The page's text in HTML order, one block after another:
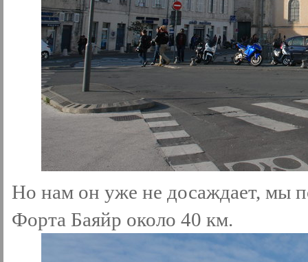
Но нам он уже не досаждает, мы
Форта Баяйр около 40 км.